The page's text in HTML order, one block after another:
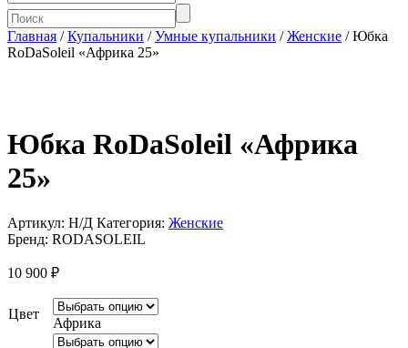
Главная /Купальники /Умные купальники /Женские / Юбка
RoDaSoleil «Африка 25»
Юбка RoDaSoleil «Африка
25»
Артикул: Н/Д Категория: Женские
Бренд: RODASOLEIL
10 900 ₽
Цвет
Африка